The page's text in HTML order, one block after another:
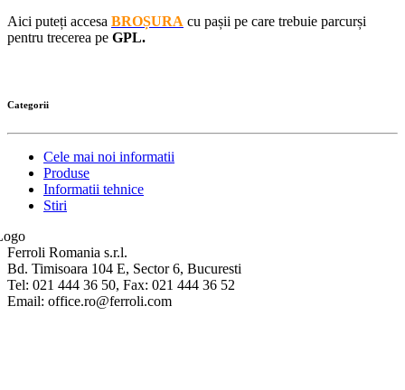
Aici puteți accesa BROȘURA cu pașii pe care trebuie parcurși
pentru trecerea pe GPL.
Categorii
Cele mai noi informatii
Produse
Informatii tehnice
Stiri
Ferroli Romania s.r.l.
Bd. Timisoara 104 E, Sector 6, Bucuresti
Tel: 021 444 36 50, Fax: 021 444 36 52
Email: office.ro@ferroli.com